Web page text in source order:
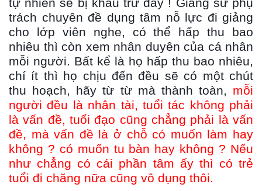
tự nhiên sẽ bị khấu trừ đấy ! Giảng sư phụ
trách chuyên đề dụng tâm nỗ lực đi giảng
cho lớp viên nghe, có thể hấp thu bao
nhiêu thì còn xem nhân duyên của cá nhân
mỗi người. Bất kể là họ hấp thu bao nhiêu,
chí ít thì họ chịu đến đều sẽ có một chút
thu hoạch, hãy từ từ mà thành toàn, mỗi
người đều là nhân tài, tuổi tác không phải
là vấn đề, tuổi đạo cũng chẳng phải là vấn
đề, mà vấn đề là ở chỗ có muốn làm hay
không ? có muốn tu bàn hay không ? Nếu
như chẳng có cái phần tâm ấy thì có trẻ
tuổi đi chăng nữa cũng vô dụng thôi.